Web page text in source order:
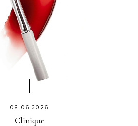
09.06.2026
Clinique